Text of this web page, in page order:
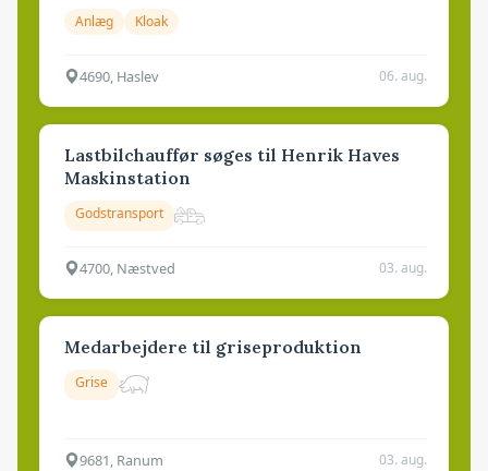
Anlæg Kloak
4690, Haslev 06. aug.
Lastbilchauffør søges til Henrik Haves
Maskinstation
Godstransport
4700, Næstved 03. aug.
Medarbejdere til griseproduktion
Grise
9681, Ranum 03. aug.